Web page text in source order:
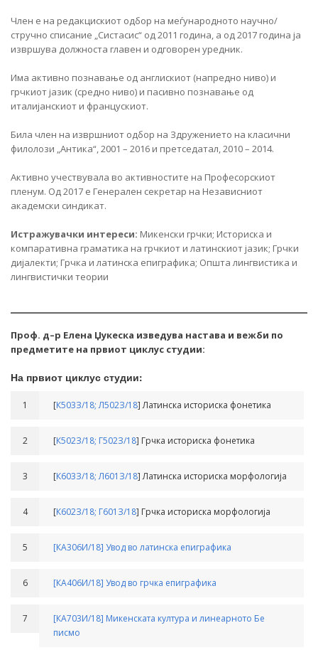
Член е на редакцискиот одбор на меѓународното научно/
стручно списание „Систасис“ од 2011 година, а од 2017 година ја
извршува должноста главен и одговорен уредник.
Има активно познавање од англискиот (напредно ниво) и
грчкиот јазик (средно ниво) и пасивно познавање од
италијанскиот и францускиот.
Била член на извршниот одбор на Здружението на класични
филолози „Антика“, 2001 – 2016 и претседатал, 2010 – 2014.
Активно учествувала во активностите на Професорскиот
пленум. Од 2017 е Генерален секретар на Независниот
академски синдикат.
Истражувачки интереси: Микенски грчки; Историска и
компаративна граматика на грчкиот и латинскиот јазик; Грчки
дијалекти; Грчка и латинска епиграфика; Општа лингвистика и
лингвистички теории
Проф. д–р Елена Џукеска изведува настава и вежби по
предметите на првиот циклус студии:
На првиот циклус студии:
1 [К503З/18; Л502З/18] Латинска историска фонетика
2 [К502З/18; Г502З/18] Грчка историска фонетика
3 [К603З/18; Л601З/18] Латинска историска морфологија
4 [К602З/18; Г601З/18] Грчка историска морфологија
5 [КА306И/18] Увод во латинска епиграфика
6 [КА406И/18] Увод во грчка епиграфика
7
[КА703И/18] Микенската култура и линеарното Бе
писмо